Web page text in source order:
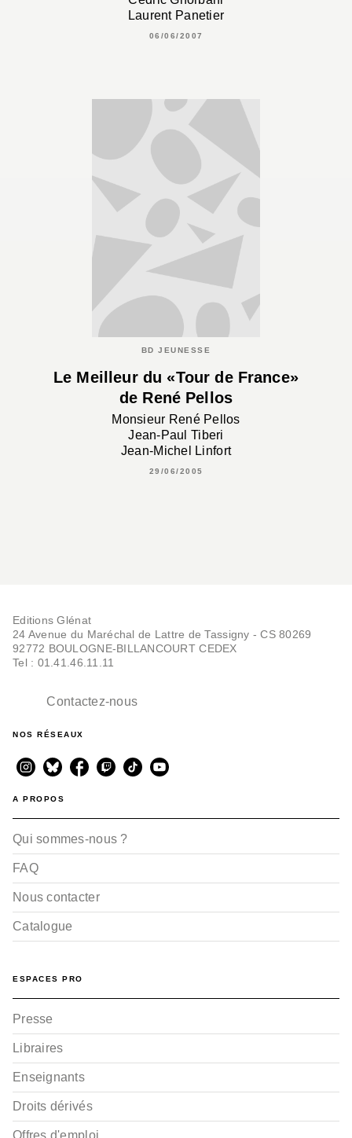
Laurent Panetier
06/06/2007
BD JEUNESSE
Le Meilleur du «Tour de France»
de René Pellos
Monsieur René Pellos
Jean-Paul Tiberi
Jean-Michel Linfort
29/06/2005
Editions Glénat
24 Avenue du Maréchal de Lattre de Tassigny - CS 80269
92772 BOULOGNE-BILLANCOURT CEDEX
Tel : 01.41.46.11.11
Contactez-nous
NOS RÉSEAUX
A PROPOS
Qui sommes-nous ?
FAQ
Nous contacter
Catalogue
ESPACES PRO
Presse
Libraires
Enseignants
Droits dérivés
Offres d'emploi